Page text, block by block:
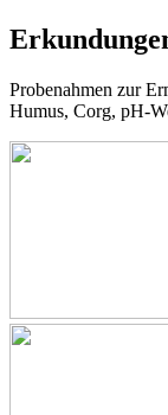
Probenahmen zur
Humus, Corg, pH-